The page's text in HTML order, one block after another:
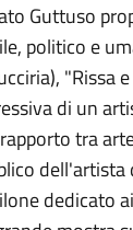
Guttuso
politico e
di un
tra
dedicato